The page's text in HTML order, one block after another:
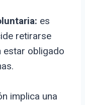
es
retirarse
estar obligado
implica una